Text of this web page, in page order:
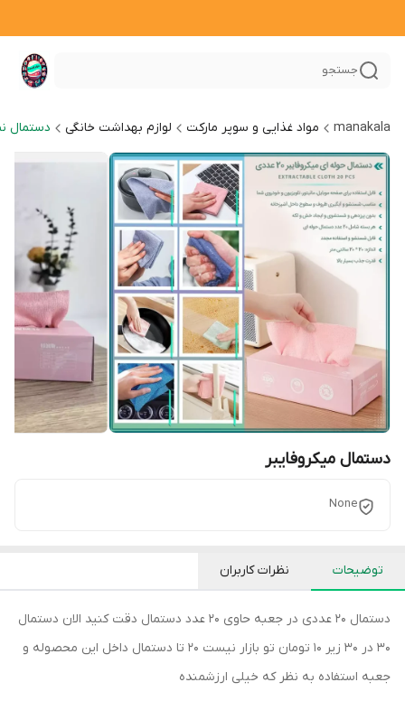
جستجو
manakala مواد غذایی و سوپر مارکت لوازم بهداشت خانگی دستمال
دستمال میکروفایبر
None
توضیحات نظرات کاربران
دستمال 20 عددی در جعبه حاوی 20 عدد دستمال دقت کنید الان دستمال
30 در 30 زیر 10 تومان تو بازار نیست 20 تا دستمال داخل این محصوله و
جعبه استفاده به نظر که خیلی ارزشمنده